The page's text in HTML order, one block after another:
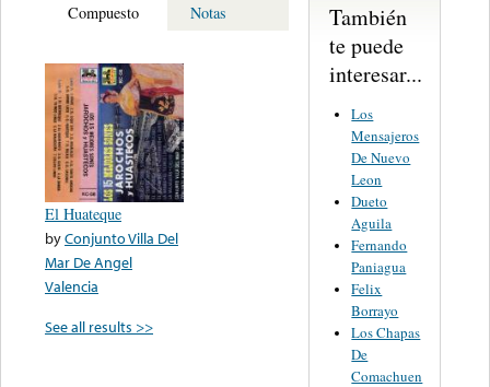
Compuesto Notas
El Huateque
byConjunto Villa Del
Mar De Angel
Valencia
See all results >>
También
te puede
interesar...
Los
Mensajeros
De Nuevo
Leon
Dueto
Aguila
Fernando
Paniagua
Felix
Borrayo
Los Chapas
De
Comachuen